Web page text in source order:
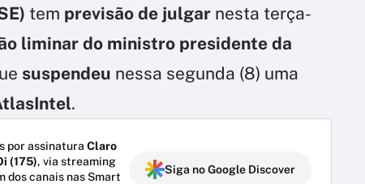
tem previsão de julgar nesta terça-
liminar do ministro presidente da
suspendeu nessa segunda (8) uma
.
por assinatura Claro
(175), via streaming
dos canais nas Smart
Siga no Google Discover